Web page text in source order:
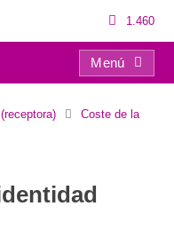
1.460
Menú
Coste de la